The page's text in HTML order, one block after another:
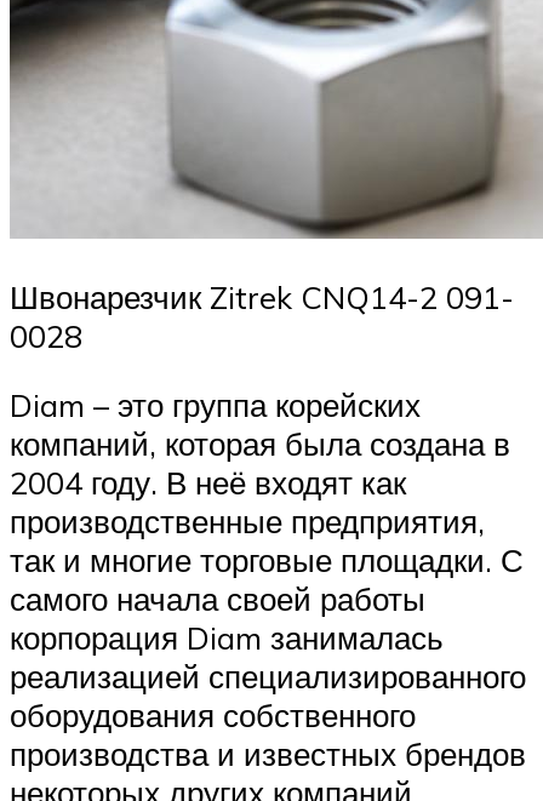
Швонарезчик Zitrek CNQ14-2 091-
0028
Diam – это группа корейских
компаний, которая была создана в
2004 году. В неё входят как
производственные предприятия,
так и многие торговые площадки. С
самого начала своей работы
корпорация Diam занималась
реализацией специализированного
оборудования собственного
производства и известных брендов
некоторых других компаний.